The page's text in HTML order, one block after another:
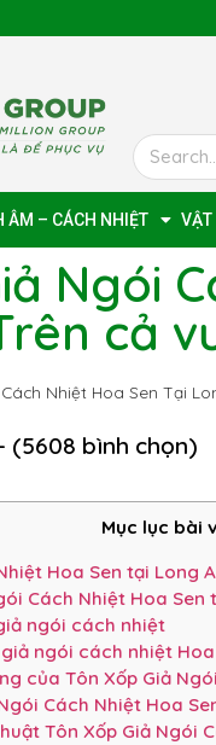
ÂM – CÁCH NHIỆT VẬT
Ngói
cả
Nhiệt Hoa Sen Tại
(5608 bình chọn)
Mục lục bài
Hoa Sen tại Long
Cách Nhiệt Hoa Sen
ngói cách nhiệt
ngói cách nhiệt Hoa
của Tôn Xốp Giả
Cách Nhiệt Hoa
Tôn Xốp Giả Ngói